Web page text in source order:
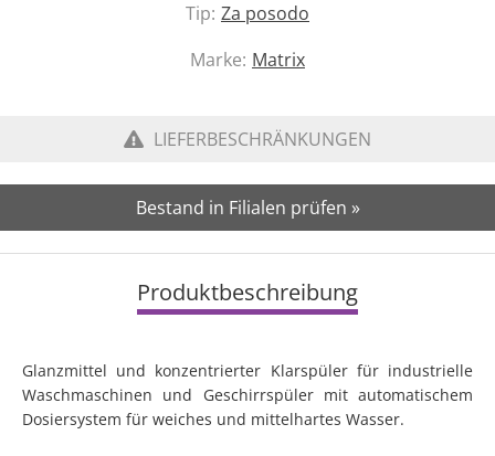
Tip: Za posodo
Marke: Matrix
LIEFERBESCHRÄNKUNGEN
Bestand in Filialen prüfen »
Produktbeschreibung
Glanzmittel und konzentrierter Klarspüler für industrielle
Waschmaschinen und Geschirrspüler mit automatischem
Dosiersystem für weiches und mittelhartes Wasser.